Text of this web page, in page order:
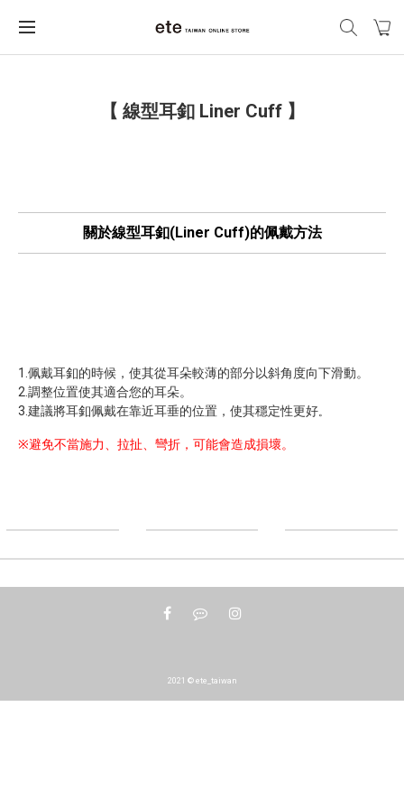
【 線型耳釦 Liner Cuff 】
關於線型耳釦(Liner Cuff)的佩戴方法
1.佩戴耳釦的時候，使其從耳朵較薄的部分以斜角度向下滑動。
2 .調整位置使其適合您的耳朵。
3.建議將耳釦佩戴在靠近耳垂的位置，使其穩定性更好。
※避免不當施力、拉扯、彎折，可能會造成損壞。
2021 © ete_taiwan